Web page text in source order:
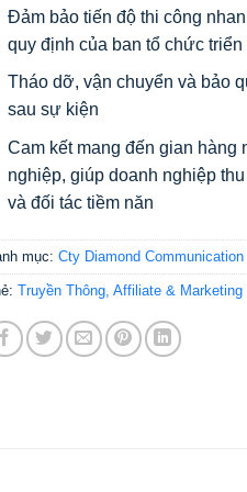
Đảm bảo tiến độ thi công
quy định của ban tổ chức triển
Tháo dỡ, vận chuyển và bảo
sau sự kiện
Cam kết mang đến gian hàng
nghiệp, giúp doanh nghiệp
và đối tác tiềm năn
mục: Cty Diamond Communication
Truyền Thông, Affiliate & Marketing